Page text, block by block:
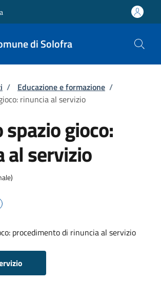
di Solofra
pane
/ Educazione e formazione /
rinuncia al servizio
gioco:
al servizio
procedimento di rinuncia al servizio